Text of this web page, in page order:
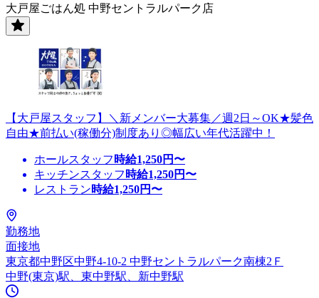
大戸屋ごはん処 中野セントラルパーク店
【大戸屋スタッフ】＼新メンバー大募集／週2日～OK★髪色
自由★前払い(稼働分)制度あり◎幅広い年代活躍中！
ホールスタッフ 時給1,250円〜
キッチンスタッフ 時給1,250円〜
レストラン時給1,250円〜
勤務地
面接地
東京都中野区中野4-10-2 中野セントラルパーク南棟2Ｆ
中野(東京)駅、東中野駅、新中野駅